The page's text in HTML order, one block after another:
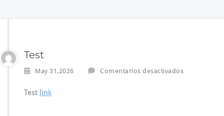
Test
May 31,2026 Comentarios desactivados
Test link